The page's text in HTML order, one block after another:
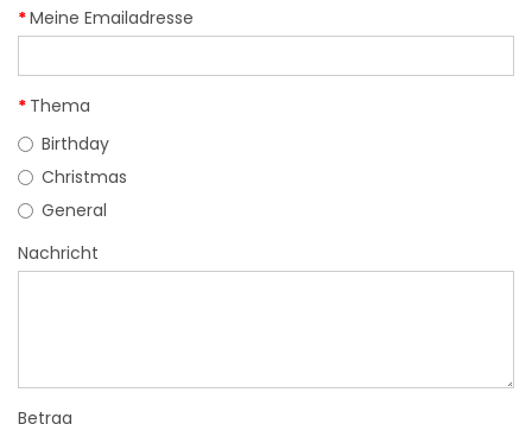
Meine Emailadresse
Thema
Birthday
Christmas
General
Nachricht
Betrag